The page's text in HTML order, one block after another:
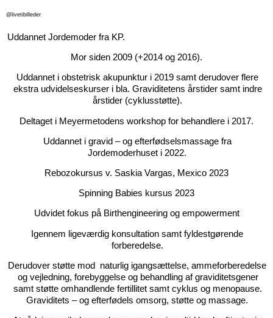
@livetibilleder
Uddannet Jordemoder fra KP.
Mor siden 2009 (+2014 og 2016).
Uddannet i obstetrisk akupunktur i 2019 samt derudover flere
ekstra udvidelseskurser i bla. Graviditetens årstider samt indre
årstider (cyklusstøtte).
Deltaget i Meyermetodens workshop for behandlere i 2017.
Uddannet i gravid – og efterfødselsmassage fra
Jordemoderhuset i 2022.
Rebozokursus v. Saskia Vargas, Mexico 2023
Spinning Babies kursus 2023
Udvidet fokus på Birthengineering og empowerment
Igennem ligeværdig konsultation samt fyldestgørende
forberedelse.
Derudover støtte mod
naturlig igangsættelse, ammeforberedelse
og vejledning, forebyggelse og behandling af graviditetsgener
samt støtte omhandlende fertillitet samt cyklus og menopause.
Graviditets – og efterfødels omsorg, støtte og massage.